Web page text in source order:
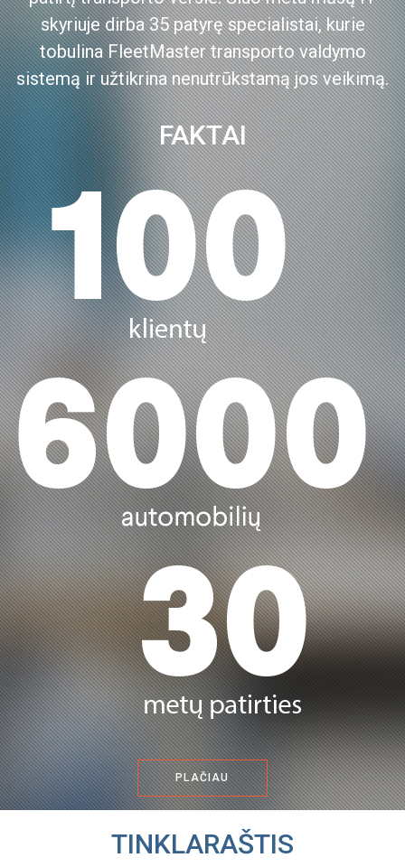
skyriuje dirba 35 patyrę specialistai, kurie
tobulina FleetMaster transporto valdymo
sistemą ir užtikrina nenutrūkstamą jos veikimą.
FAKTAI
PLAČIAU
TINKLARAŠTIS